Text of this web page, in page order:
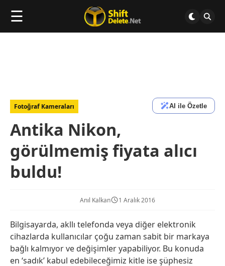
☰
Fotoğraf Kameraları AI ile Özetle
Antika Nikon,
görülmemiş fiyata alıcı
buldu!
Anıl Kalkan 1 Aralık 2016
Bilgisayarda, akllı telefonda veya diğer elektronik
cihazlarda kullanıcılar çoğu zaman sabit bir markaya
bağlı kalmıyor ve değişimler yapabiliyor. Bu konuda
en ‘sadık’ kabul edebileceğimiz kitle ise şüphesiz